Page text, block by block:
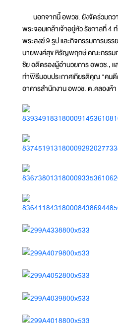
นอกจากนี้ อพวช. ยังจัดร่วมถว
พระจอมเกล้าเจ้าอยู่หัว รัชกาลที่
พระสงฆ์ 9 รูป และกิจกรรมการบร
นายพงศ์สุข หิรัญพฤกษ์ คณะกรรม
ชัย อดีตรองผู้อำนวยการ อพวช.,
ทำพิธีมอบประกาศเกียรติคุณ "คน
อาคารสำนักงาน อพวช. ต.คลองห้